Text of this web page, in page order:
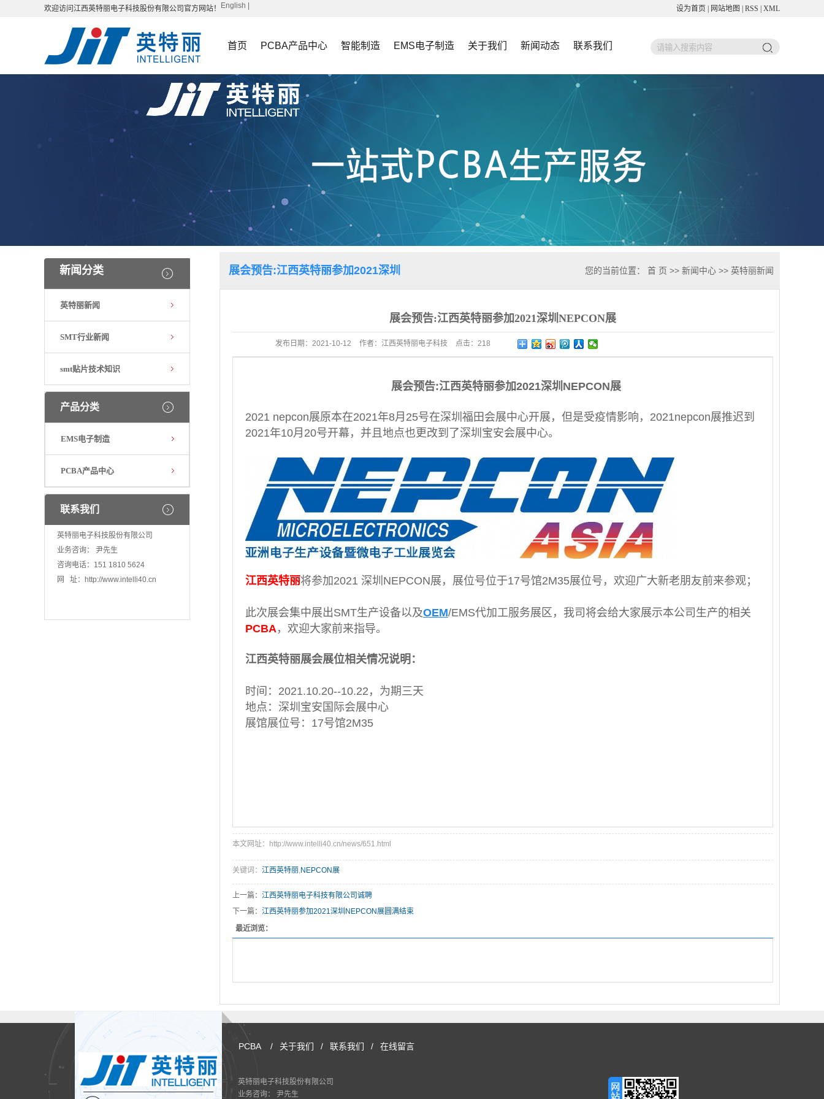
English
欢迎访问江西英特丽电子科技股份有限公司官方网站！ 设为首页 网站地图 RSS XML
首页 PCBA产品中心 智能制造 EMS电子制造 关于我们 新闻动态 联系我们
新闻分类
英特丽新闻
SMT行业新闻
smt贴片技术知识
产品分类
EMS电子制造
PCBA产品中心
联系我们
英特丽电子科技股份有限公司
业务咨询： 尹先生
咨询电话：151 1810 5624
网 址：
http://www.intelli40.cn
展会预告:江西英特丽参加2021深圳 您的当前位置： 首 页 >> 新闻中心 >> 英特丽新闻
展会预告:江西英特丽参加2021深圳NEPCON展
发布日期： 2021-10-12 作者： 江西英特丽电子科技 点击： 218
展会预告:江西英特丽参加2021深圳NEPCON展
2021 nepcon展原本在2021年8月25号在深圳福田会展中心开展，但是受疫情影响，2021nepcon展推迟到
2021年10月20号开幕，并且地点也更改到了深圳宝安会展中心。
江西英特丽将参加2021 深圳NEPCON展，展位号位于17号馆2M35展位号，欢迎广大新老朋友前来参观；
此次展会集中展出SMT生产设备以及OEM/EMS代加工服务展区，我司将会给大家展示本公司生产的相关
PCBA，欢迎大家前来指导。
江西英特丽展会展位相关情况说明：
时间：2021.10.20--10.22，为期三天
地点：深圳宝安国际会展中心
展馆展位号：17号馆2M35
本文网址：http://www.intelli40.cn/news/651.html
关键词： 江西英特丽,NEPCON展
上一篇： 江西英特丽电子科技有限公司诚聘
下一篇： 江西英特丽参加2021深圳NEPCON展圆满结束
最近浏览：
PCBA / 关于我们 / 联系我们 / 在线留言
英特丽电子科技股份有限公司
业务咨询： 尹先生